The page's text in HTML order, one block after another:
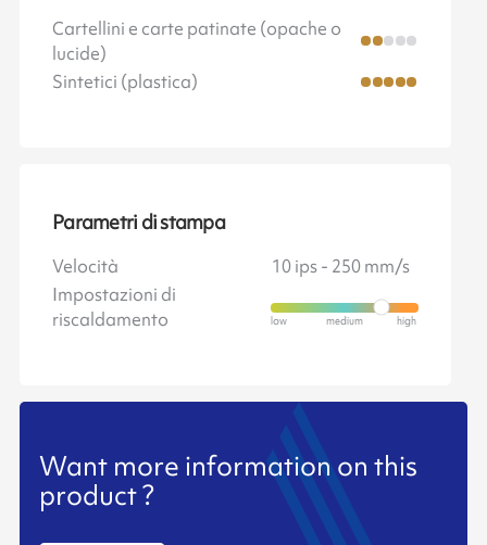
Cartellini e carte patinate (opache o
lucide)
Sintetici (plastica)
Parametri di stampa
Velocità
10 ips - 250 mm/s
Impostazioni di
riscaldamento
Want more information on this
product ?